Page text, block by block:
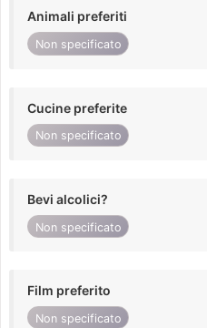
Animali preferiti
Non specificato
Cucine preferite
Non specificato
Bevi alcolici?
Non specificato
Film preferito
Non specificato